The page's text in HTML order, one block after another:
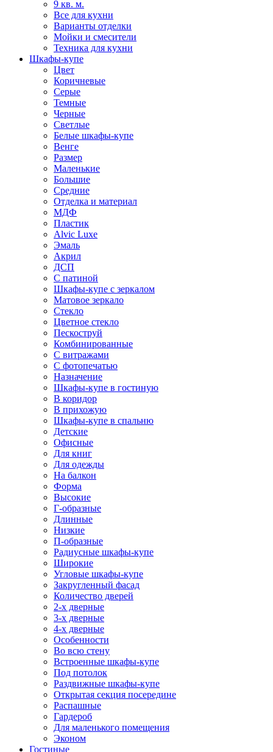
9 кв. м.
Все для кухни
Варианты отделки
Мойки и смесители
Техника для кухни
Шкафы-купе
Цвет
Коричневые
Серые
Темные
Черные
Светлые
Белые шкафы-купе
Венге
Размер
Маленькие
Большие
Средние
Отделка и материал
МДФ
Пластик
Alvic Luxe
Эмаль
Акрил
ДСП
С патиной
Шкафы-купе с зеркалом
Матовое зеркало
Стекло
Цветное стекло
Пескоструй
Комбинированные
С витражами
С фотопечатью
Назначение
Шкафы-купе в гостиную
В коридор
В прихожую
Шкафы-купе в спальню
Детские
Офисные
Для книг
Для одежды
На балкон
Форма
Высокие
Г-образные
Длинные
Низкие
П-образные
Радиусные шкафы-купе
Широкие
Угловые шкафы-купе
Закругленный фасад
Количество дверей
2-х дверные
3-х дверные
4-х дверные
Особенности
Во всю стену
Встроенные шкафы-купе
Под потолок
Раздвижные шкафы-купе
Открытая секция посередине
Распашные
Гардероб
Для маленького помещения
Эконом
Гостиные